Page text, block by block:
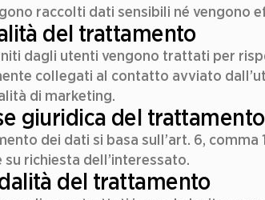
raccolti dati sensibili né
del trattamento
dagli utenti vengono trattati per
collegati al contatto avviato
di marketing.
giuridica del trattamento
dei dati si basa sull’art. 6,
richiesta dell’interessato.
del trattamento